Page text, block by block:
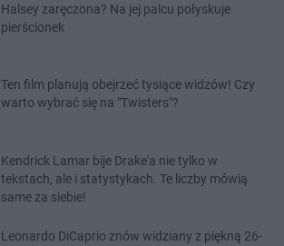
Halsey zaręczona? Na jej palcu połyskuje
pierścionek
Ten film planują obejrzeć tysiące widzów! Czy
warto wybrać się na "Twisters"?
Kendrick Lamar bije Drake'a nie tylko w
tekstach, ale i statystykach. Te liczby mówią
same za siebie!
Leonardo DiCaprio znów widziany z piękną 26-